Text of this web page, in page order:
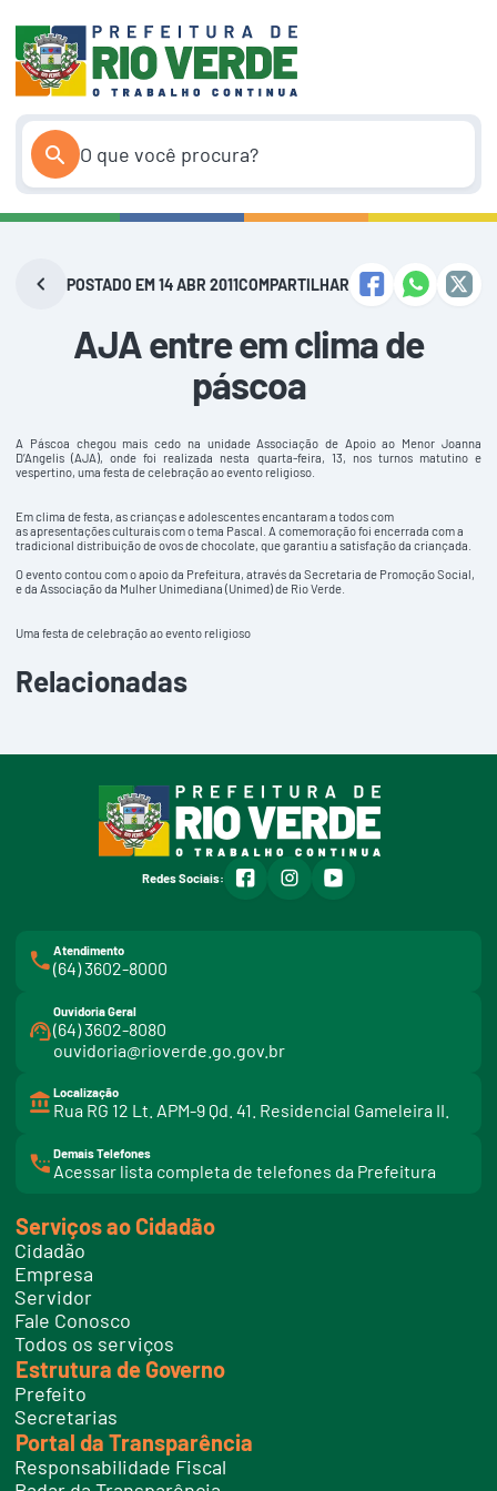
conteúdo
POSTADO EM 14 ABR 2011COMPARTILHAR
AJA entre em clima de
páscoa
A Páscoa chegou mais cedo na unidade Associação de Apoio ao Menor Joanna
D’Angelis (AJA), onde foi realizada nesta quarta-feira, 13, nos turnos matutino e
vespertino, uma festa de celebração ao evento religioso.
Em clima de festa, as crianças e adolescentes encantaram a todos com
as apresentações culturais com o tema Pascal. A comemoração foi encerrada com a
tradicional distribuição de ovos de chocolate, que garantiu a satisfação da criançada.
O evento contou com o apoio da Prefeitura, através da Secretaria de Promoção Social,
e da Associação da Mulher Unimediana (Unimed) de Rio Verde.
Uma festa de celebração ao evento religioso
Relacionadas
Redes Sociais: facebookinstagramyoutube
Atendimento
(64) 3602-8000
Ouvidoria Geral
(64) 3602-8080
ouvidoria@rioverde.go.gov.br
Localização
Rua RG 12 Lt. APM-9 Qd. 41. Residencial Gameleira II.
Demais Telefones
Acessar lista completa de telefones da Prefeitura
i
t
e
l
f
o
e
s
Serviços ao Cidadão
Cidadão
Empresa
Servidor
Fale Conosco
Todos os serviços
Estrutura de Governo
Prefeito
Secretarias
Portal da Transparência
Responsabilidade Fiscal